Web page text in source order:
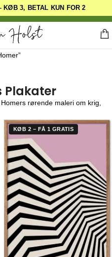
KØB 3, BETAL KUN FOR 2
DESIGNS
Plakater
rørende maleri om krig,
KØB 2 – FÅ 1 GRATIS